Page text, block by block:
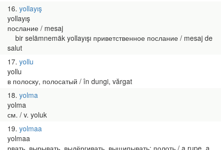
16 yollayış
yollayış
послание / mesaj
bir selämnemäk yollayışı приветственное послание / mesaj de
salut
17 yollu
yollu
в полоску, полосатый / în dungi, vărgat
18 yolma
yolma
см. / v. yoluk
19 yolmaa
yolmaa
рвать, вырывать, выдёргивать, выщипывать; полоть / a rupe, a